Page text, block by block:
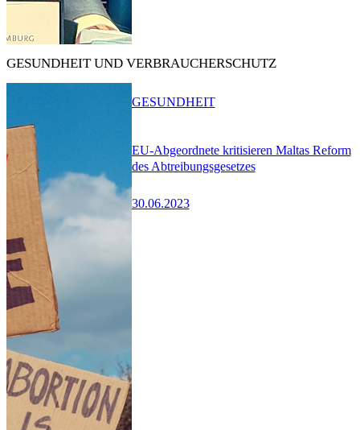
GESUNDHEIT UND VERBRAUCHERSCHUTZ
EU-Abgeordnete kritisieren Maltas Reform
des Abtreibungsgesetzes
30.06.2023
GESUNDHEIT